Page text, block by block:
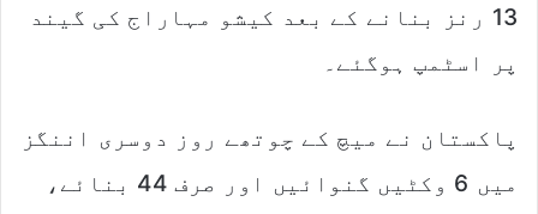
13 رنز بنانے کے بعد کیشو مہاراج کی گیند
پر اسٹمپ ہوگئے۔
پاکستان نے میچ کے چوتھے روز دوسری اننگز
میں 6 وکٹیں گنوائیں اور صرف 44 بنائے،